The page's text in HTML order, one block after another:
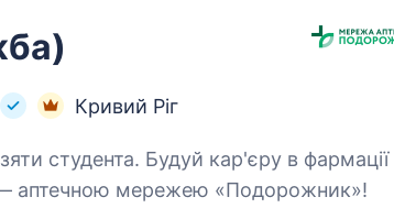
Кривий Ріг
кар'єру в фармації
аптечною мережею «Подорожник»!